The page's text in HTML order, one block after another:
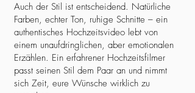
Auch der Stil ist entscheidend. Natürliche
Farben, echter Ton, ruhige Schnitte – ein
authentisches Hochzeitsvideo lebt von
einem unaufdringlichen, aber emotionalen
Erzählen. Ein erfahrener Hochzeitsfilmer
passt seinen Stil dem Paar an und nimmt
sich Zeit, eure Wünsche wirklich zu